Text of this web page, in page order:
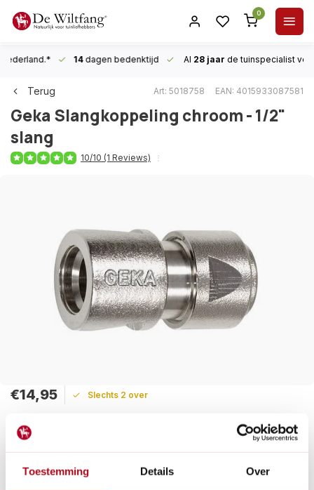
Toestemming Details Over
0
14dagen bedenktijd Al 28 jaar de tuinspecialist
Terug Art: 5018758 EAN: 4015933087581
Geka Slangkoppeling chroom - 1/2"
slang
10/10 (1 Reviews)
€14,95 Slechts 2 over
Maak een keuze: